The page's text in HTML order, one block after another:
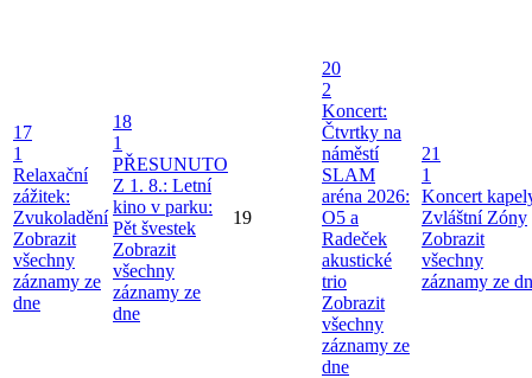
17
1
Relaxační
zážitek:
Zvukoladění
Zobrazit
všechny
záznamy ze
dne
18
1
PŘESUNUTO
Z 1. 8.: Letní
kino v parku:
Pět švestek
Zobrazit
všechny
záznamy ze
dne
19
20
2
Koncert:
Čtvrtky na
náměstí
SLAM
aréna 2026:
O5 a
Radeček
akustické
trio
Zobrazit
všechny
záznamy ze
dne
21
1
Koncert
Zvláštní Zóny
Zobrazit
všechny
záznamy ze